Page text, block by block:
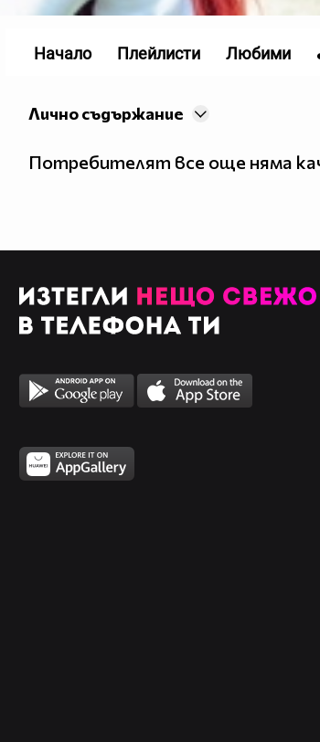
Лично съдържание
Потребителят все още няма
Начало Плейлисти Любими